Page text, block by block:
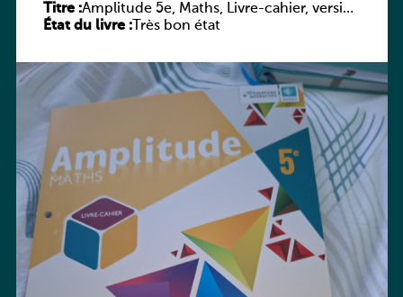
Titre :Amplitude 5e, Maths, Livre-cahier, version
luxembourgeoise
État du livre :Très bon état